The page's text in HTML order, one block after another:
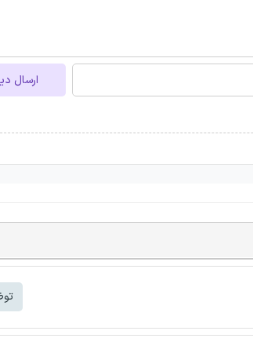
ارسال